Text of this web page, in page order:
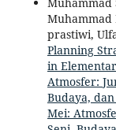
Muhammad
Muhammad
prastiwi,
Planning
in
Atmosfer:
Budaya,
Mei: